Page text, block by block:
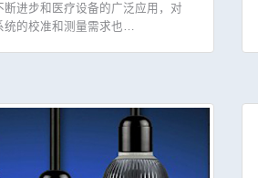
断进步和医疗设备的广泛应用，对
统的校准和测量需求也…